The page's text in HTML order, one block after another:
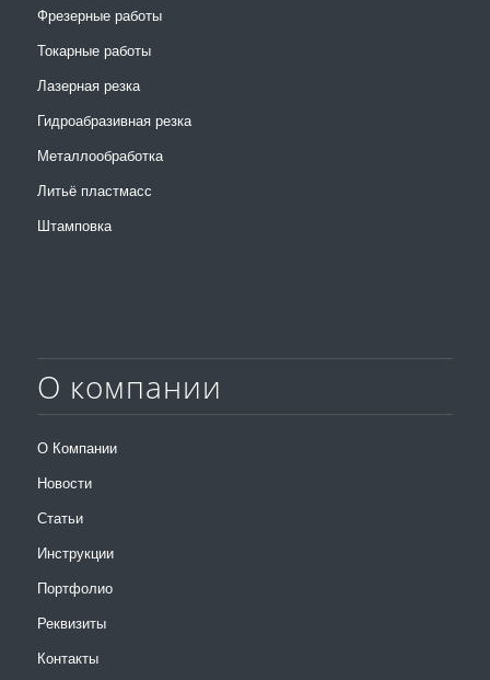
Фрезерные работы
Токарные работы
Лазерная резка
Гидроабразивная резка
Металлообработка
Литьё пластмасс
Штамповка
О компании
О Компании
Новости
Статьи
Инструкции
Портфолио
Реквизиты
Контакты